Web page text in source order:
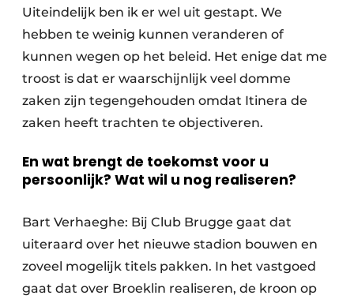
Uiteindelijk ben ik er wel uit gestapt. We
hebben te weinig kunnen veranderen of
kunnen wegen op het beleid. Het enige dat me
troost is dat er waarschijnlijk veel domme
zaken zijn tegengehouden omdat Itinera de
zaken heeft trachten te objectiveren.
En wat brengt de toekomst voor u
persoonlijk? Wat wil u nog realiseren?
Bart Verhaeghe: Bij Club Brugge gaat dat
uiteraard over het nieuwe stadion bouwen en
zoveel mogelijk titels pakken. In het vastgoed
gaat dat over Broeklin realiseren, de kroon op